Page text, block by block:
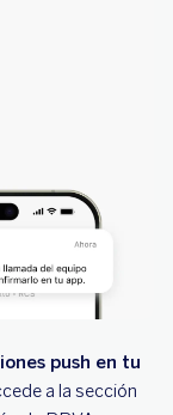
push en tu
a la sección